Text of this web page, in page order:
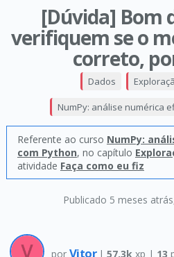
[Dúvida] Bom
verifiquem se o
correto,
Publicado 5 meses atrás
Dados
NumPy: análise numérica
Referente ao curso NumPy:
com Python, no capítulo
atividade Faça como eu fiz
por Vitor |57.3k xp | 13